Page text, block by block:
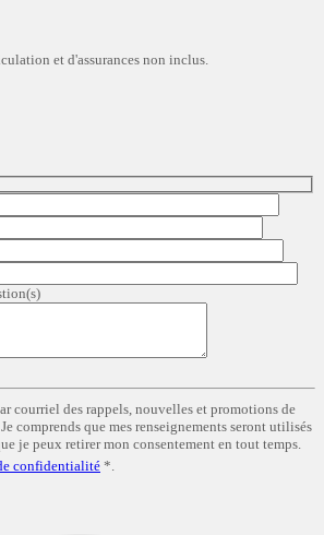
et d'assurances non inclus.
courriel des rappels, nouvelles et promotions de
comprends que mes renseignements seront utilisés
je peux retirer mon consentement en tout temps.
confidentialité *.